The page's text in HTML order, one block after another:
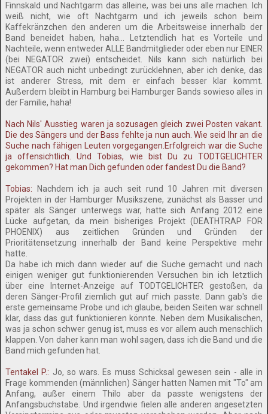
Finnskald und Nachtgarm das alleine, was bei uns alle machen. Ich
weiß nicht, wie oft Nachtgarm und ich jeweils schon beim
Kaffekränzchen den anderen um die Arbeitsweise innerhalb der
Band beneidet haben, haha... Letztendlich hat es Vorteile und
Nachteile, wenn entweder ALLE Bandmitglieder oder eben nur EINER
(bei NEGATOR zwei) entscheidet. Nils kann sich natürlich bei
NEGATOR auch nicht unbedingt zurücklehnen, aber ich denke, das
ist anderer Stress, mit dem er einfach besser klar kommt.
Außerdem bleibt in Hamburg bei Hamburger Bands sowieso alles in
der Familie, haha!
Nach Nils' Ausstieg waren ja sozusagen gleich zwei Posten vakant.
Die des Sängers und der Bass fehlte ja nun auch. Wie seid Ihr an die
Suche nach fähigen Leuten vorgegangen.Erfolgreich war die Suche
ja offensichtlich. Und Tobias, wie bist Du zu TODTGELICHTER
gekommen? Hat man Dich gefunden oder fandest Du die Band?
Tobias: Nachdem ich ja auch seit rund 10 Jahren mit diversen
Projekten in der Hamburger Musikszene, zunächst als Basser und
später als Sänger unterwegs war, hatte sich Anfang 2012 eine
Lücke aufgetan, da mein bisheriges Projekt (DEATHTRAP FOR
PHOENIX) aus zeitlichen Gründen und Gründen der
Prioritätensetzung innerhalb der Band keine Perspektive mehr
hatte.
Da habe ich mich dann wieder auf die Suche gemacht und nach
einigen weniger gut funktionierenden Versuchen bin ich letztlich
über eine Internet-Anzeige auf TODTGELICHTER gestoßen, da
deren Sänger-Profil ziemlich gut auf mich passte. Dann gab's die
erste gemeinsame Probe und ich glaube, beiden Seiten war schnell
klar, dass das gut funktionieren könnte. Neben dem Musikalischen,
was ja schon schwer genug ist, muss es vor allem auch menschlich
klappen. Von daher kann man wohl sagen, dass ich die Band und die
Band mich gefunden hat.
Tentakel P.: Jo, so wars. Es muss Schicksal gewesen sein - alle in
Frage kommenden (männlichen) Sänger hatten Namen mit "To" am
Anfang, außer einem Thilo aber da passte wenigstens der
Anfangsbuchstabe. Und irgendwie fielen alle anderen angesetzten